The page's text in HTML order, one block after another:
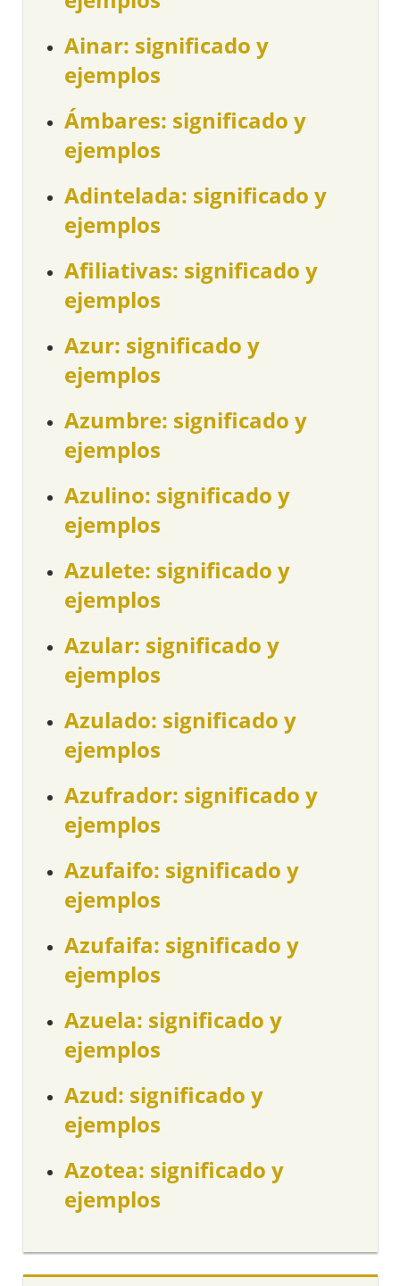
Ainar: significado y
ejemplos
Ámbares: significado y
ejemplos
Adintelada: significado y
ejemplos
Afiliativas: significado y
ejemplos
Azur: significado y
ejemplos
Azumbre: significado y
ejemplos
Azulino: significado y
ejemplos
Azulete: significado y
ejemplos
Azular: significado y
ejemplos
Azulado: significado y
ejemplos
Azufrador: significado y
ejemplos
Azufaifo: significado y
ejemplos
Azufaifa: significado y
ejemplos
Azuela: significado y
ejemplos
Azud: significado y
ejemplos
Azotea: significado y
ejemplos